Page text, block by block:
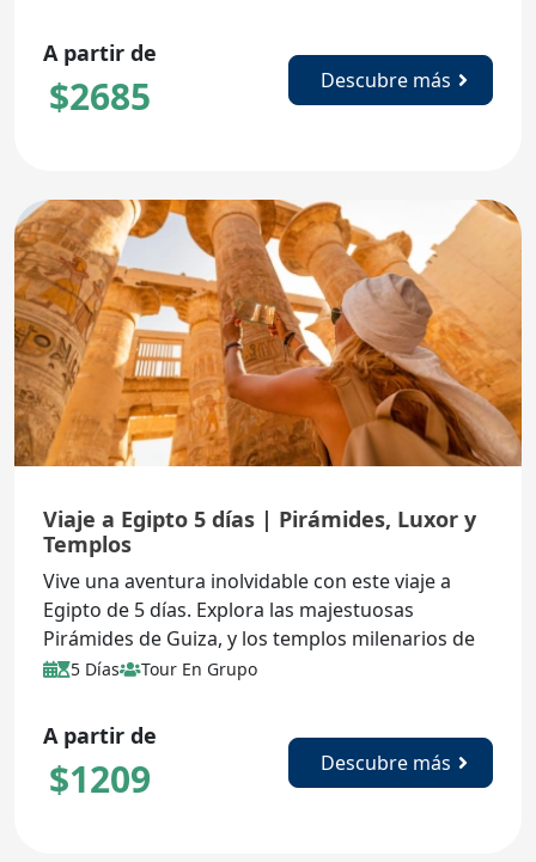
A partir de
$2685 Descubre más
Viaje a Egipto 5 días | Pirámides, Luxor y
Templos
Vive una aventura inolvidable con este viaje a
Egipto de 5 días. Explora las majestuosas
Pirámides de Guiza, y los templos milenarios de
Luxor.
5 Días Tour En Grupo
A partir de
$1209 Descubre más